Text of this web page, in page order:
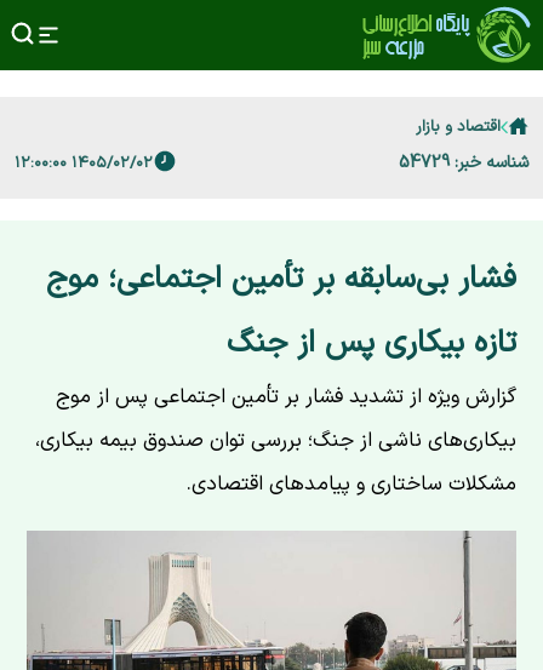
اقتصاد و بازار
شناسه خبر: 54729 ۱۴۰۵/۰۲/۰۲ ۱۲:۰۰:۰۰
فشار بی‌سابقه بر تأمین اجتماعی؛ موج
تازه بیکاری پس از جنگ
گزارش ویژه از تشدید فشار بر تأمین اجتماعی پس از موج
بیکاری‌های ناشی از جنگ؛ بررسی توان صندوق بیمه بیکاری،
مشکلات ساختاری و پیامدهای اقتصادی.